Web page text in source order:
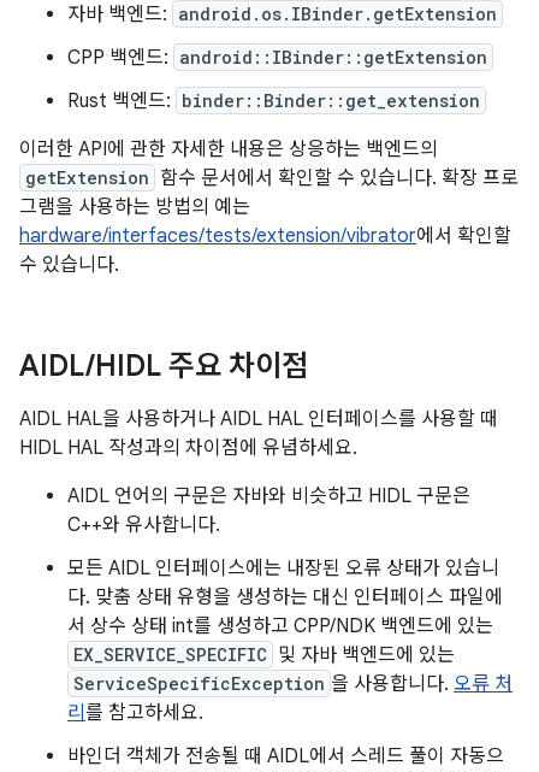
자바 백엔드: android.os.IBinder.getExtension
CPP 백엔드: android::IBinder::getExtension
Rust 백엔드: binder::Binder::get_extension
이러한 API에 관한 자세한 내용은 상응하는 백엔드의
getExtension 함수 문서에서 확인할 수 있습니다. 확장 프로
그램을 사용하는 방법의 예는
hardware/interfaces/tests/extension/vibrator에서 확인할
수 있습니다.
AIDL/HIDL 주요 차이점
AIDL HAL을 사용하거나 AIDL HAL 인터페이스를 사용할 때
HIDL HAL 작성과의 차이점에 유념하세요.
AIDL 언어의 구문은 자바와 비슷하고 HIDL 구문은
C++와 유사합니다.
모든 AIDL 인터페이스에는 내장된 오류 상태가 있습니
다. 맞춤 상태 유형을 생성하는 대신 인터페이스 파일에
서 상수 상태 int를 생성하고 CPP/NDK 백엔드에 있는
EX_SERVICE_SPECIFIC 및 자바 백엔드에 있는
ServiceSpecificException 을 사용합니다. 오류 처
리 를 참고하세요.
바인더 객체가 전송될 때 AIDL에서 스레드 풀이 자동으